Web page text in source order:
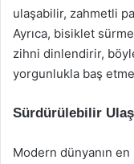
ulaşabilir, zahmetli
Ayrıca, bisiklet
zihni dinlendirir,
yorgunlukla baş
Sürdürülebilir
Modern dünyanın